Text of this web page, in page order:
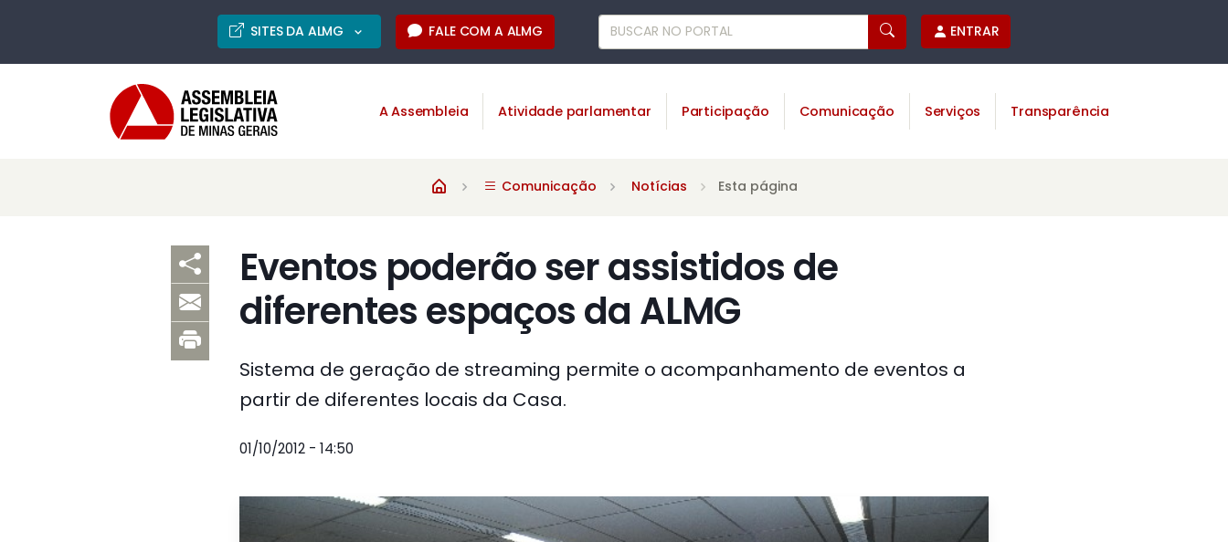
SITES DA ALMG FALE COM A ALMG ENTRAR
A Assembleia Atividade parlamentar Participação Comunicação Serviços Transparência
Comunicação Notícias Esta página
Eventos poderão ser assistidos de
diferentes espaços da ALMG
Sistema de geração de streaming permite o acompanhamento de eventos a
partir de diferentes locais da Casa.
01/10/2012 - 14:50